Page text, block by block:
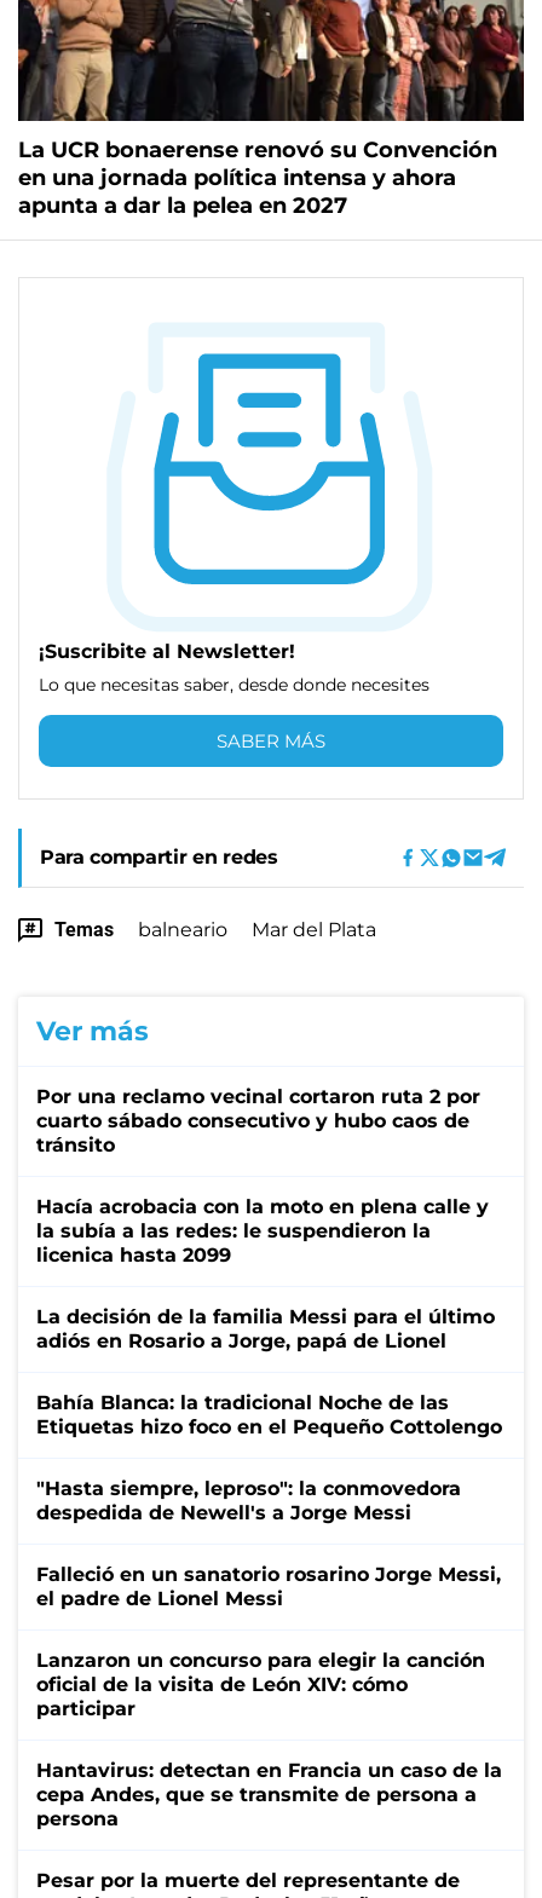
La UCR bonaerense renovó su Convención
en una jornada política intensa y ahora
apunta a dar la pelea en 2027
¡Suscribite al Newsletter!
Lo que necesitas saber, desde donde necesites
SABER MÁS
Para compartir en redes
Temas balneario Mar del Plata
Ver más
Por una reclamo vecinal cortaron ruta 2 por
cuarto sábado consecutivo y hubo caos de
tránsito
Hacía acrobacia con la moto en plena calle y
la subía a las redes: le suspendieron la
licenica hasta 2099
La decisión de la familia Messi para el último
adiós en Rosario a Jorge, papá de Lionel
Bahía Blanca: la tradicional Noche de las
Etiquetas hizo foco en el Pequeño Cottolengo
"Hasta siempre, leproso": la conmovedora
despedida de Newell's a Jorge Messi
Falleció en un sanatorio rosarino Jorge Messi,
el padre de Lionel Messi
Lanzaron un concurso para elegir la canción
oficial de la visita de León XIV: cómo
participar
Hantavirus: detectan en Francia un caso de la
cepa Andes, que se transmite de persona a
persona
Pesar por la muerte del representante de